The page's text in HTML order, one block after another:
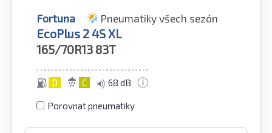
Fortuna Pneumatiky všech sezón
EcoPlus 2 4S XL
165/70R13 83T
D C 68 dB
Porovnat pneumatiky